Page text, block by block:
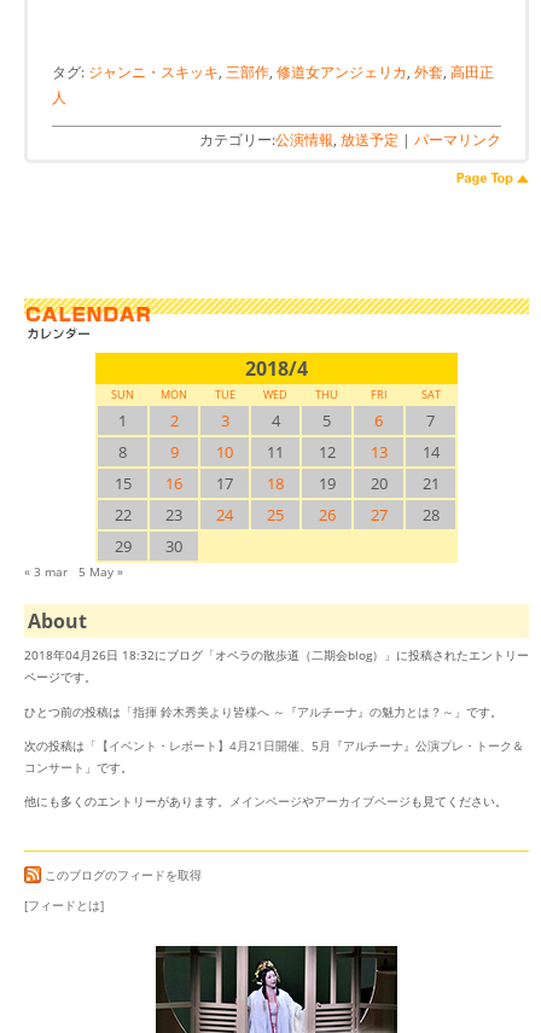
タグ: ジャンニ・スキッキ, 三部作, 修道女アンジェリカ, 外套, 高田正
人
カテゴリー:公演情報, 放送予定 | パーマリンク
2018/4
SUN MON TUE WED THU FRI SAT
1 2 3 4 5 6
7
8
9 10 11 12 13
14
15
16 17 18 19 20
21
22
23 24 25 26 27
28
29
30
« 3 mar 5 May »
About
2018年04月26日 18:32にブログ「オペラの散歩道（二期会blog）」に投稿されたエントリー
ページです。
ひとつ前の投稿は「指揮 鈴木秀美より皆様へ ～『アルチーナ』の魅力とは？～ 」です。
次の投稿は「 【イベント・レポート】4月21日開催、5月『アルチーナ』公演プレ・トーク＆
コンサート 」です。
他にも多くのエントリーがあります。 メインページやアーカイブページ も見てください。
このブログのフィードを取得
[フィードとは]